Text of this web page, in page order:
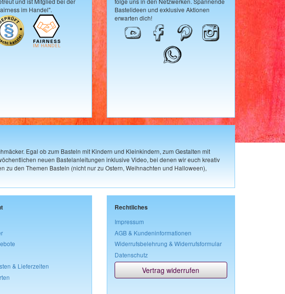
im Handel".
Bastelideen und exklusive Aktionen
erwarten dich!
Egal ob zum Basteln mit Kindern und Kleinkindern, zum Gestalten mit
neuen Bastelanleitungen inklusive Video, bei denen wir euch kreativ
den Themen Basteln (nicht nur zu Ostern, Weihnachten und Halloween),
& Lieferzeiten
Rechtliches
Impressum
AGB & Kundeninformationen
Widerrufsbelehrung & Widerrufsformular
Datenschutz
Vertrag widerrufen